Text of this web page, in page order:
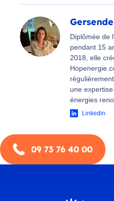
Diplômée de
pendant 15
2018, elle
une
énergies
Linkedin
09 73 76 40 00